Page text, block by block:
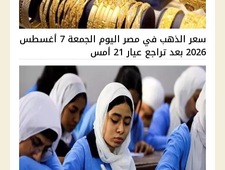
سعر الذهب في مصر اليوم الجمعة 7 أغسطس
2026 بعد تراجع عيار 21 أمس